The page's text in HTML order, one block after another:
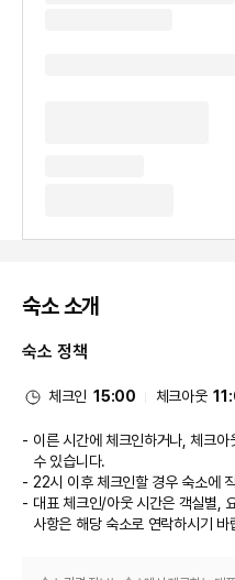
숙소 소개
숙소 정책
체크인 15:00 체크아웃
이른 시간에 체크인하거나, 체크
수 있습니다.
22시 이후 체크인할 경우 숙소에
대표 체크인/아웃 시간은 객실별,
사항은 해당 숙소로 연락하시기 바